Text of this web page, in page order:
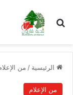
بحث عن
الرئيسية / من
من الإعلام